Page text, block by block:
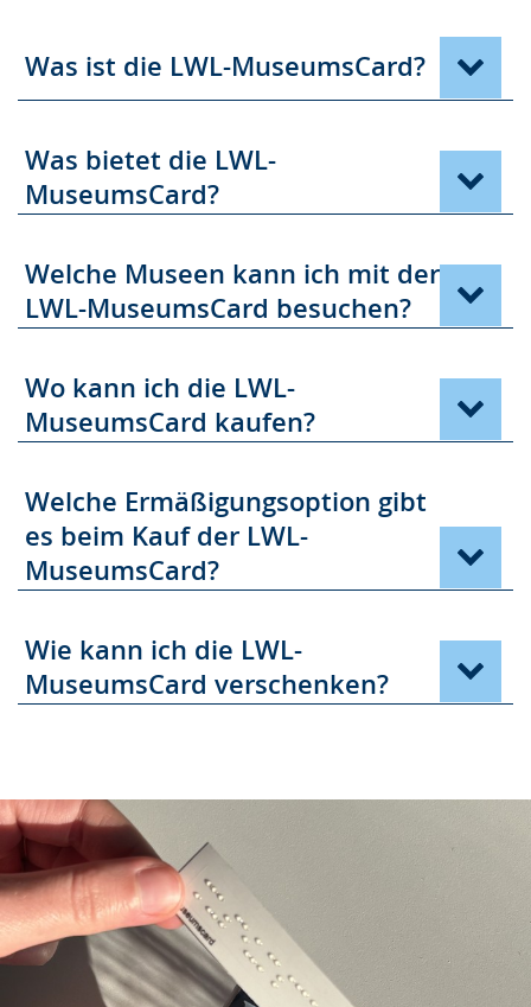
wird
Was ist die LWL-MuseumsCard?
Was bietet die LWL-
MuseumsCard?
Welche Museen kann ich mit der
LWL-MuseumsCard besuchen?
Wo kann ich die LWL-
MuseumsCard kaufen?
Welche Ermäßigungsoption gibt
es beim Kauf der LWL-
MuseumsCard?
Wie kann ich die LWL-
MuseumsCard verschenken?